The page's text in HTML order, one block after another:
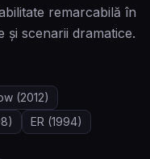
remarcabilă în
scenarii dramatice.
(2012)
ER (1994)